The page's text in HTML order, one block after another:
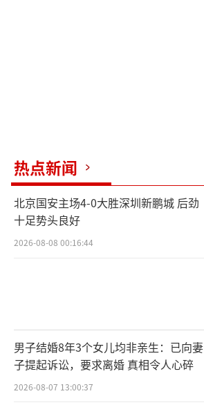
热点新闻
北京国安主场4-0大胜深圳新鹏城 后劲
十足势头良好
2026-08-08 00:16:44
男子结婚8年3个女儿均非亲生：已向妻
子提起诉讼，要求离婚 真相令人心碎
2026-08-07 13:00:37